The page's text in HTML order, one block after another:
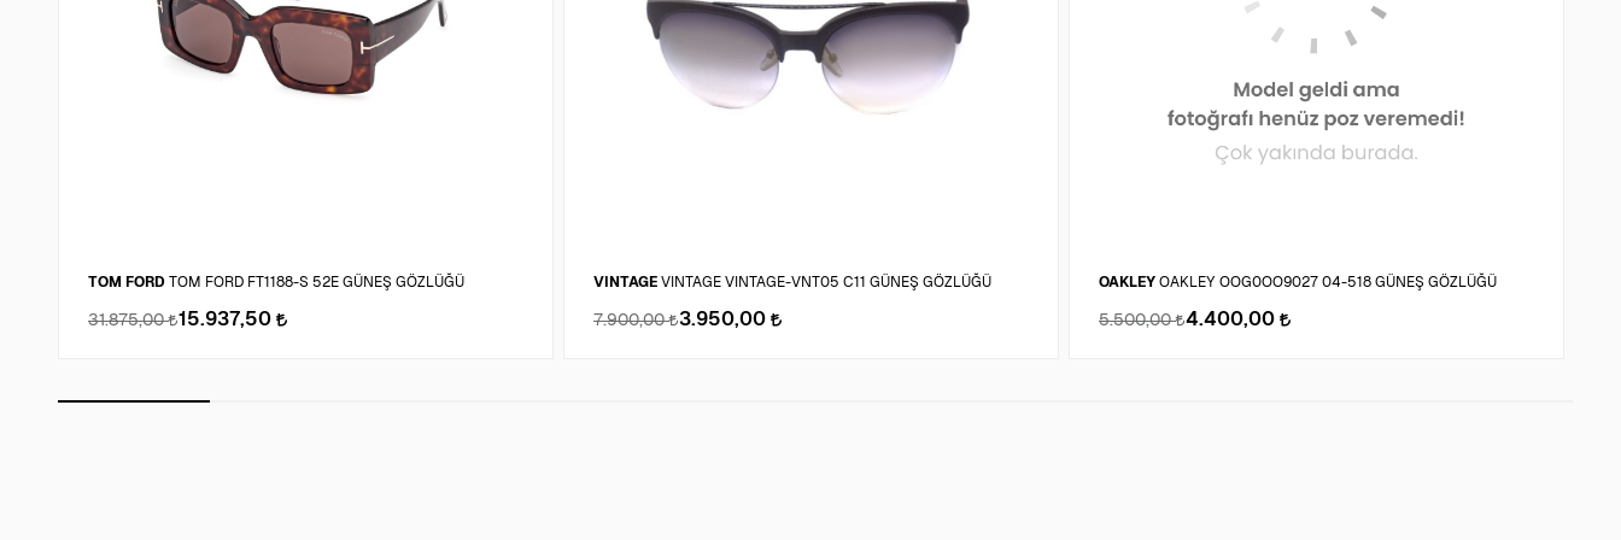
TOM FORD TOM FORD FT1188-S 52E GÜNEŞ GÖZLÜĞÜ
31.875,00 15.937,50
VINTAGE VINTAGE VINTAGE-VNT05 C11 GÜNEŞ GÖZLÜĞÜ
7.900,00 3.950,00
OAKLEY OAKLEY OOG0OO9027 04-518 GÜNEŞ GÖZLÜĞÜ
5.500,00 4.400,00